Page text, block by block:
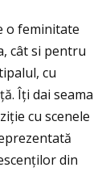
o feminitate
cât si pentru
cu
Îţi dai seama
cu scenele
din